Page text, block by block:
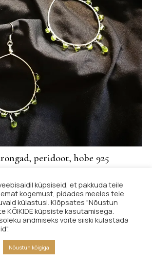
peridoot, hõbe 925
LOE EDASI
Lisa soovinimekirja
küpsiseid, et pakkuda teile
kogemust, pidades meeles teie
külastusi. Klõpsates "Nõustun
KÕIKIDE küpsiste kasutamisega.
andmiseks võite siiski külastada
Nõustun kõigiga